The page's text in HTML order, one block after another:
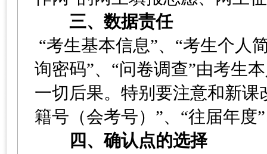
三、数据责任
“考生基本信息”、“考生个人
询密码”、“问卷调查”由考生
一切后果。特别要注意和新课
籍号（会考号）”、“往届年度
四、确认点的选择